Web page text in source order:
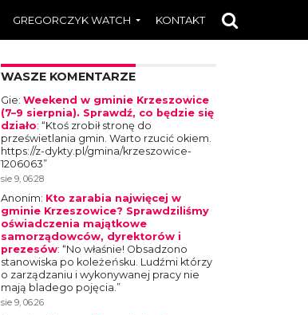
GREGORCZYK WATCH KONTAKT
WASZE KOMENTARZE
Gie: Weekend w gminie Krzeszowice
(7–9 sierpnia). Sprawdź, co będzie się
działo: “Ktoś zrobił stronę do
prześwietlania gmin. Warto rzucić okiem.
https://z-dykty.pl/gmina/krzeszowice-
1206063”
sie 9, 06:28
Anonim: Kto zarabia najwięcej w
gminie Krzeszowice? Sprawdziliśmy
oświadczenia majątkowe
samorządowców, dyrektorów i
prezesów: “No właśnie! Obsadzono
stanowiska po koleżeńsku. Ludźmi którzy
o zarządzaniu i wykonywanej pracy nie
mają bladego pojęcia.”
sie 9, 06:26